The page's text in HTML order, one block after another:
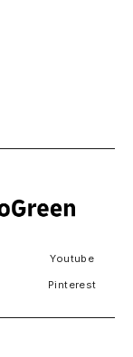
Youtube
Pinterest